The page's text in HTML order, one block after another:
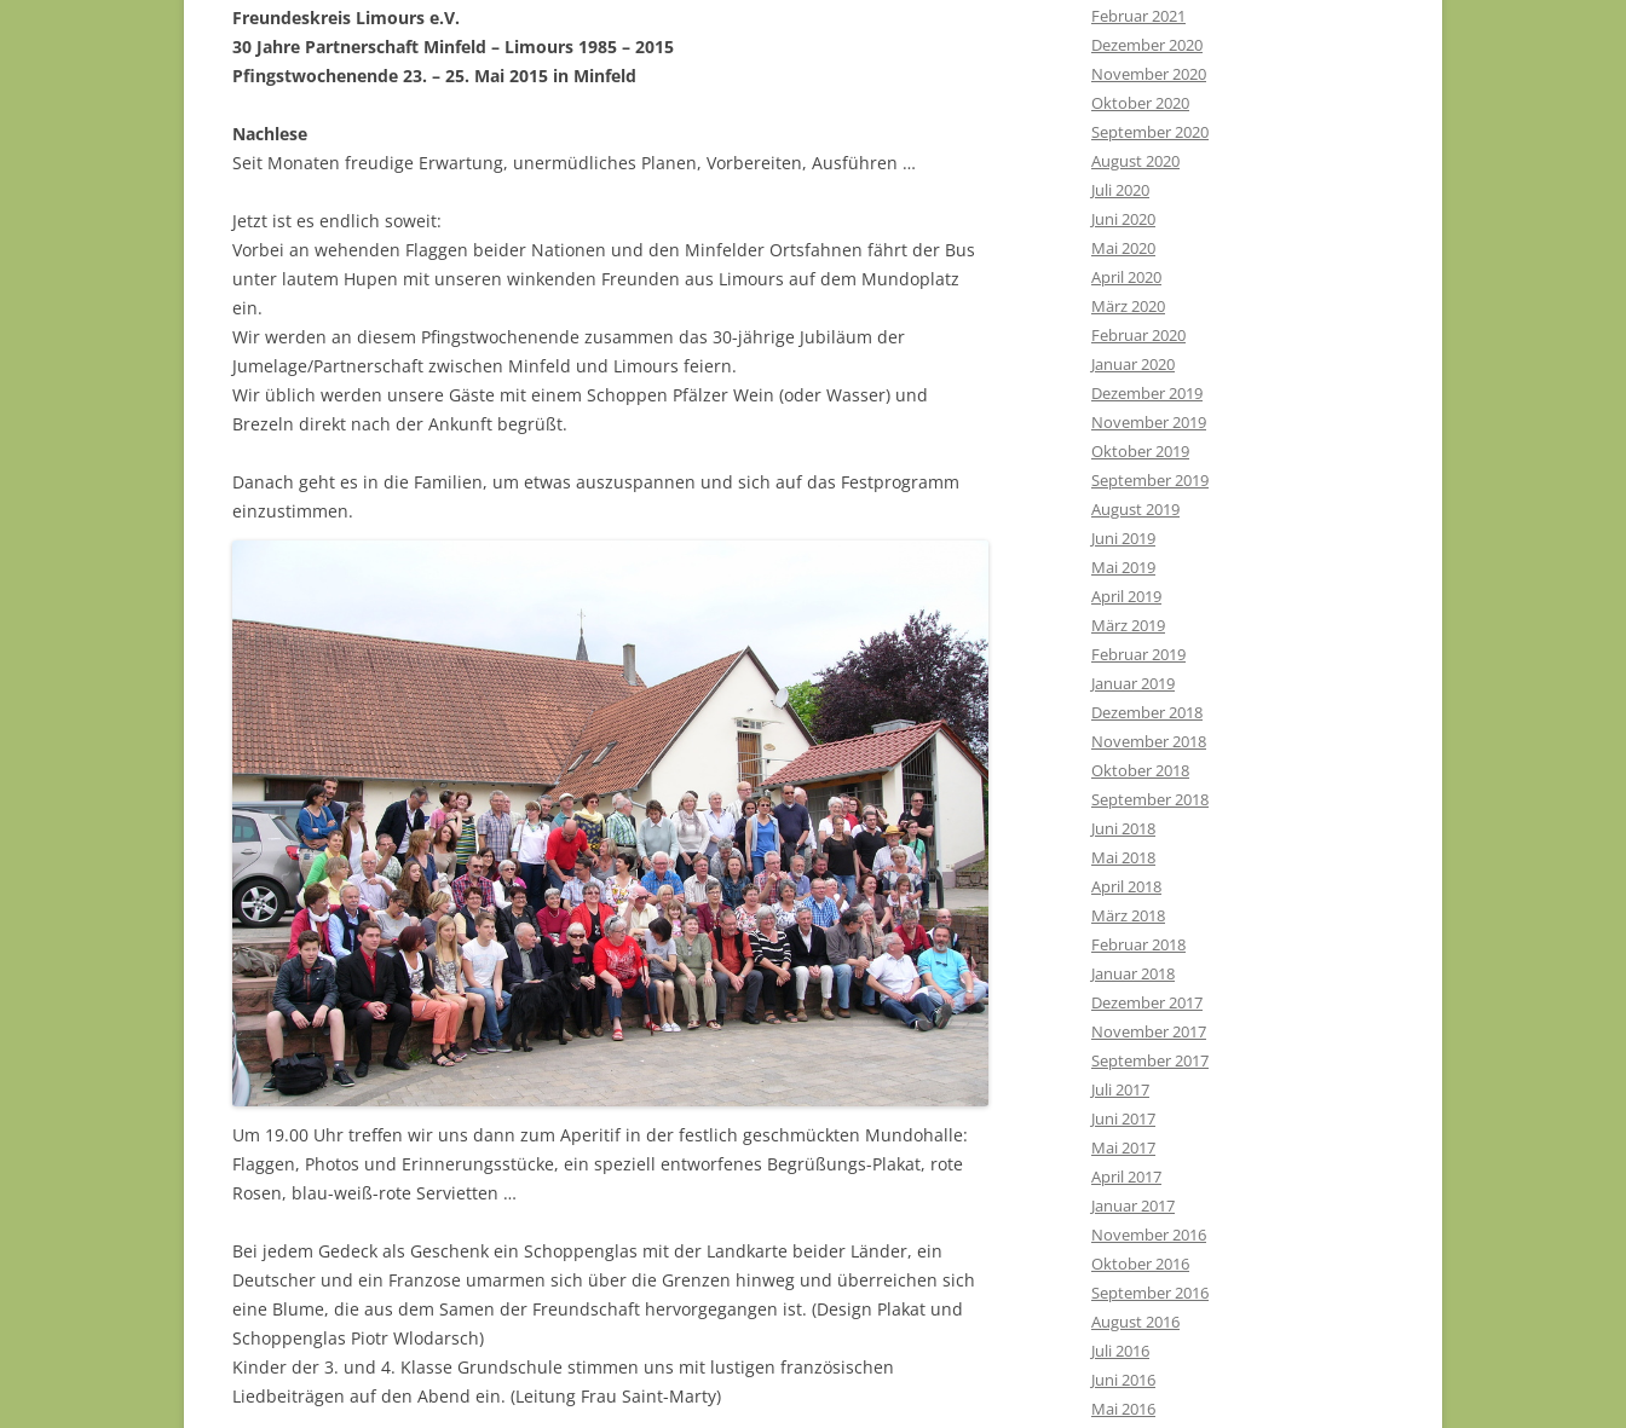
Freundeskreis Limours e.V.
30 Jahre Partnerschaft Minfeld – Limours 1985 – 2015
Pfingstwochenende 23. – 25. Mai 2015 in Minfeld
Nachlese
Seit Monaten freudige Erwartung, unermüdliches Planen, Vorbereiten, Ausführen …
Jetzt ist es endlich soweit:
Vorbei an wehenden Flaggen beider Nationen und den Minfelder Ortsfahnen fährt der Bus
unter lautem Hupen mit unseren winkenden Freunden aus Limours auf dem Mundoplatz
ein.
Wir werden an diesem Pfingstwochenende zusammen das 30-jährige Jubiläum der
Jumelage/Partnerschaft zwischen Minfeld und Limours feiern.
Wir üblich werden unsere Gäste mit einem Schoppen Pfälzer Wein (oder Wasser) und
Brezeln direkt nach der Ankunft begrüßt.
Danach geht es in die Familien, um etwas auszuspannen und sich auf das Festprogramm
einzustimmen.
Um 19.00 Uhr treffen wir uns dann zum Aperitif in der festlich geschmückten Mundohalle:
Flaggen, Photos und Erinnerungsstücke, ein speziell entworfenes Begrüßungs-Plakat, rote
Rosen, blau-weiß-rote Servietten …
Bei jedem Gedeck als Geschenk ein Schoppenglas mit der Landkarte beider Länder, ein
Deutscher und ein Franzose umarmen sich über die Grenzen hinweg und überreichen sich
eine Blume, die aus dem Samen der Freundschaft hervorgegangen ist. (Design Plakat und
Schoppenglas Piotr Wlodarsch)
Kinder der 3. und 4. Klasse Grundschule stimmen uns mit lustigen französischen
Liedbeiträgen auf den Abend ein. (Leitung Frau Saint-Marty)
Februar 2021
Dezember 2020
November 2020
Oktober 2020
September 2020
August 2020
Juli 2020
Juni 2020
Mai 2020
April 2020
März 2020
Februar 2020
Januar 2020
Dezember 2019
November 2019
Oktober 2019
September 2019
August 2019
Juni 2019
Mai 2019
April 2019
März 2019
Februar 2019
Januar 2019
Dezember 2018
November 2018
Oktober 2018
September 2018
Juni 2018
Mai 2018
April 2018
März 2018
Februar 2018
Januar 2018
Dezember 2017
November 2017
September 2017
Juli 2017
Juni 2017
Mai 2017
April 2017
Januar 2017
November 2016
Oktober 2016
September 2016
August 2016
Juli 2016
Juni 2016
Mai 2016